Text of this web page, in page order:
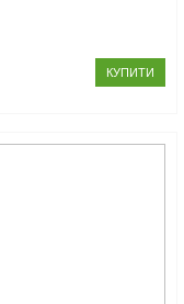
КУПИТИ